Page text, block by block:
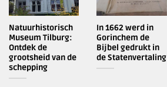
Natuurhistorisch
Museum Tilburg:
Ontdek de
grootsheid van de
schepping
In 1662 werd in
Gorinchem de
Bijbel gedrukt in
de Statenvertaling